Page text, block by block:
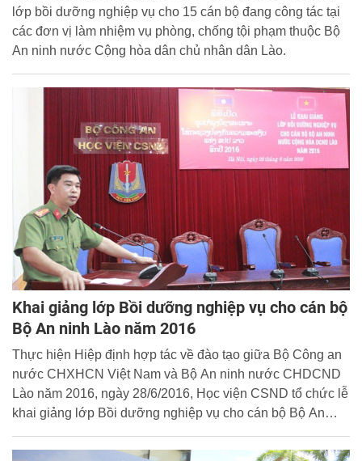
lớp bồi dưỡng nghiệp vụ cho 15 cán bộ đang công tác tại
các đơn vị làm nhiệm vụ phòng, chống tội phạm thuộc Bộ
An ninh nước Cộng hòa dân chủ nhân dân Lào.
Khai giảng lớp Bồi dưỡng nghiệp vụ cho cán bộ
Bộ An ninh Lào năm 2016
Thực hiện Hiệp định hợp tác về đào tạo giữa Bộ Công an
nước CHXHCN Việt Nam và Bộ An ninh nước CHDCND
Lào năm 2016, ngày 28/6/2016, Học viện CSND tổ chức lễ
khai giảng lớp Bồi dưỡng nghiệp vụ cho cán bộ Bộ An